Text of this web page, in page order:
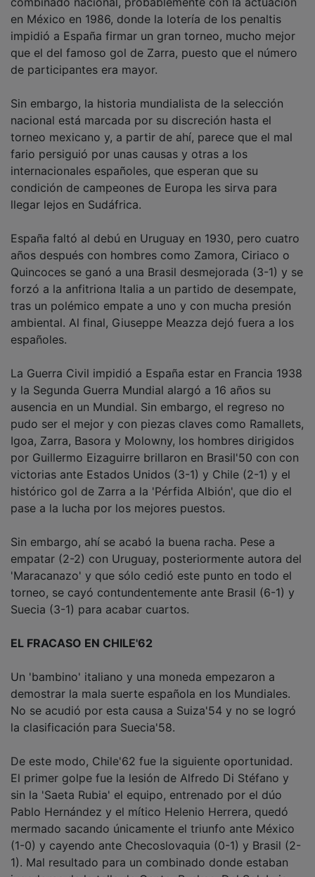
en México en 1986, donde la lotería de los penaltis
impidió a España firmar un gran torneo, mucho mejor
que el del famoso gol de Zarra, puesto que el número
de participantes era mayor.
nacional está marcada por su discreción hasta el
torneo mexicano y, a partir de ahí, parece que el mal
fario persiguió por unas causas y otras a los
internacionales españoles, que esperan que su
condición de campeones de Europa les sirva para
llegar lejos en Sudáfrica.
años después con hombres como Zamora, Ciriaco o
Quincoces se ganó a una Brasil desmejorada (3-1) y se
forzó a la anfitriona Italia a un partido de desempate,
tras un polémico empate a uno y con mucha presión
ambiental. Al final, Giuseppe Meazza dejó fuera a los
españoles.
y la Segunda Guerra Mundial alargó a 16 años su
ausencia en un Mundial. Sin embargo, el regreso no
pudo ser el mejor y con piezas claves como Ramallets,
Igoa, Zarra, Basora y Molowny, los hombres dirigidos
por Guillermo Eizaguirre brillaron en Brasil'50 con con
victorias ante Estados Unidos (3-1) y Chile (2-1) y el
histórico gol de Zarra a la 'Pérfida Albión', que dio el
pase a la lucha por los mejores puestos.
empatar (2-2) con Uruguay, posteriormente autora del
'Maracanazo' y que sólo cedió este punto en todo el
torneo, se cayó contundentemente ante Brasil (6-1) y
Suecia (3-1) para acabar cuartos.
demostrar la mala suerte española en los Mundiales.
No se acudió por esta causa a Suiza'54 y no se logró
la clasificación para Suecia'58.
El primer golpe fue la lesión de Alfredo Di Stéfano y
sin la 'Saeta Rubia' el equipo, entrenado por el dúo
Pablo Hernández y el mítico Helenio Herrera, quedó
mermado sacando únicamente el triunfo ante México
(1-0) y cayendo ante Checoslovaquia (0-1) y Brasil (2-
1). Mal resultado para un combinado donde estaban
jugadores de la talla de Gento, Puskas, Del Sol, Luis